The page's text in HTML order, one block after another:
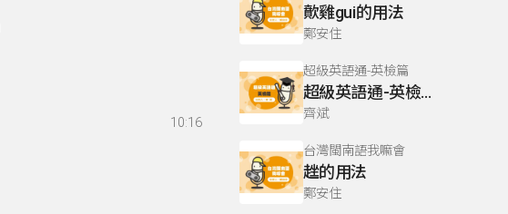
10:16
歕雞gui的用法
鄭安住
超級英語通-英檢篇
超級英語通-英檢篇 035 Weekend Trip- 週末旅遊
齊斌
台灣閩南語我嘛會
趖的用法
鄭安住